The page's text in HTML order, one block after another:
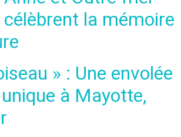
la mémoire
» : Une envolée
à Mayotte,